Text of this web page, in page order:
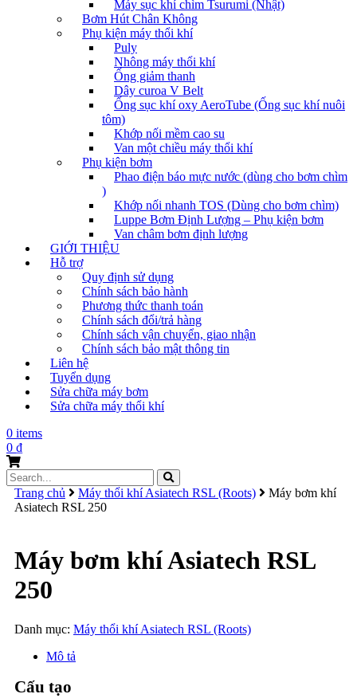
Máy sục khí chìm Tsurumi (Nhật)
Bơm Hút Chân Không
Phụ kiện máy thổi khí
Puly
Nhông máy thổi khí
Ống giảm thanh
Dây curoa V Belt
Ống sục khí oxy AeroTube (Ống sục khí nuôi
tôm)
Khớp nối mềm cao su
Van một chiều máy thổi khí
Phụ kiện bơm
Phao điện báo mực nước (dùng cho bơm chìm
)
Khớp nối nhanh TOS (Dùng cho bơm chìm)
Luppe Bơm Định Lượng – Phụ kiện bơm
Van châm bơm định lượng
GIỚI THIỆU
Hỗ trợ
Quy định sử dụng
Chính sách bảo hành
Phương thức thanh toán
Chính sách đổi/trả hàng
Chính sách vận chuyển, giao nhận
Chính sách bảo mật thông tin
Liên hệ
Tuyển dụng
Sửa chữa máy bơm
Sửa chữa máy thổi khí
0 items
0 ₫
Search
for:Trang chủ Máy thổi khí Asiatech RSL (Roots)
Máy bơm khí
Asiatech RSL 250
Máy bơm khí Asiatech RSL
250
Danh mục: Máy thổi khí Asiatech RSL (Roots)
Mô tả
Cấu tạo